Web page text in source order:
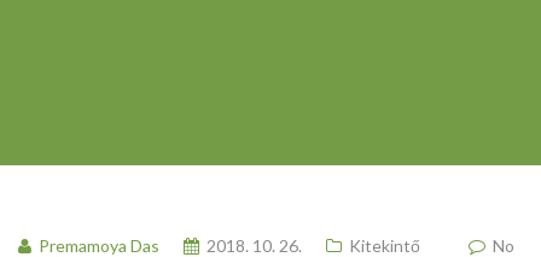
Premamoya Das 2018. 10. 26. Kitekintő
No